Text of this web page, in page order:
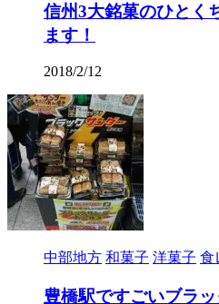
信州3大銘菓のひとく
ます！
2018/2/12
中部地方 和菓子 洋菓子 食
豊橋駅ですごいブラ